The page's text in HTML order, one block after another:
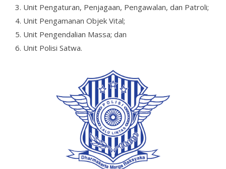
Unit Pengaturan, Penjagaan, Pengawalan, dan Patroli;
Unit Pengamanan Objek Vital;
Unit Pengendalian Massa; dan
Unit Polisi Satwa.